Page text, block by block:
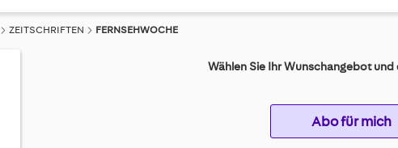
ZEITSCHRIFTEN FERNSEHWOCHE
Wählen Sie Ihr Wunschangebot
Abo für mich